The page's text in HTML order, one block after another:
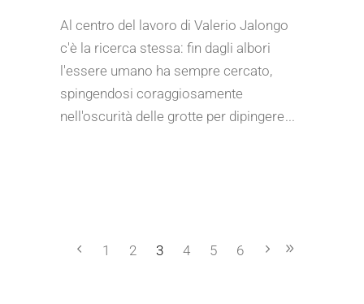
Al centro del lavoro di Valerio Jalongo
c'è la ricerca stessa: fin dagli albori
l'essere umano ha sempre cercato,
spingendosi coraggiosamente
nell'oscurità delle grotte per dipingere
1 2 3 4 5 6